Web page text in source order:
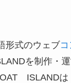
形式のウェブコ
を制作・運
ISLANDは